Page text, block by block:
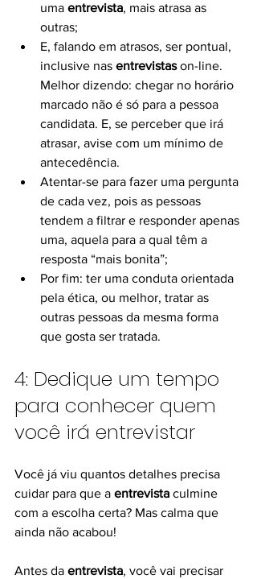
uma entrevista, mais atrasa as
outras;
E, falando em atrasos, ser pontual,
inclusive nas entrevistas on-line.
Melhor dizendo: chegar no horário
marcado não é só para a pessoa
candidata. E, se perceber que irá
atrasar, avise com um mínimo de
antecedência.
Atentar-se para fazer uma pergunta
de cada vez, pois as pessoas
tendem a filtrar e responder apenas
uma, aquela para a qual têm a
resposta “mais bonita”;
Por fim: ter uma conduta orientada
pela ética, ou melhor, tratar as
outras pessoas da mesma forma
que gosta ser tratada.
4: Dedique um tempo
para conhecer quem
você irá entrevistar
Você já viu quantos detalhes precisa
cuidar para que a entrevista culmine
com a escolha certa? Mas calma que
ainda não acabou!
Antes da entrevista, você vai precisar